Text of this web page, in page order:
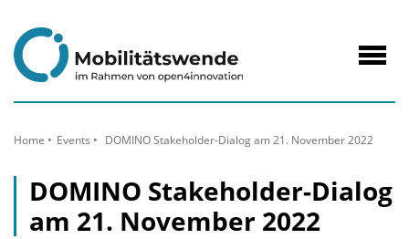
Inhalt
Home Events DOMINO Stakeholder-Dialog am 21. November 2022
DOMINO Stakeholder-Dialog
am 21. November 2022